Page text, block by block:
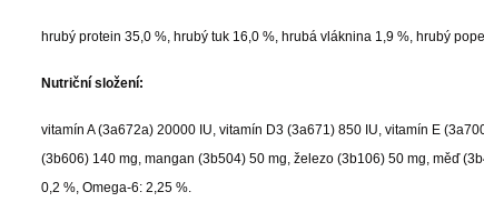
hrubý protein 35,0 %, hrubý tuk 16,0 %, hrubá vláknina 1,9 %, hrubý
Nutriční složení:
vitamín A (3a672a) 20000 IU, vitamín D3 (3a671) 850 IU, vitamín E
(3b606) 140 mg, mangan (3b504) 50 mg, železo (3b106) 50 mg, měď
0,2 %, Omega-6: 2,25 %.